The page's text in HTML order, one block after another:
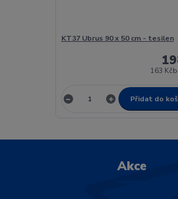
KT37 Ubrus 90 x 50 cm - tesilen
163 Kč
Přidat do
Akce